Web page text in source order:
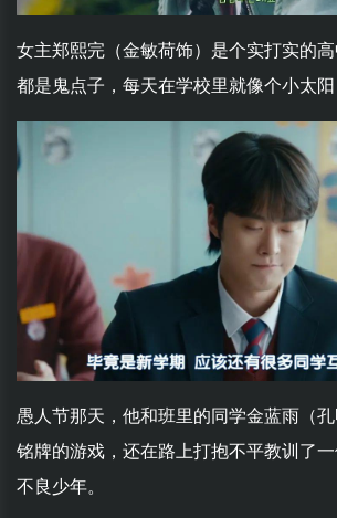
女主郑熙完（金敏荷饰）是个实打实的
都是鬼点子，每天在学校里就像个小太阳
愚人节那天，他和班里的同学金蓝雨（
铭牌的游戏，还在路上打抱不平教训了
不良少年。